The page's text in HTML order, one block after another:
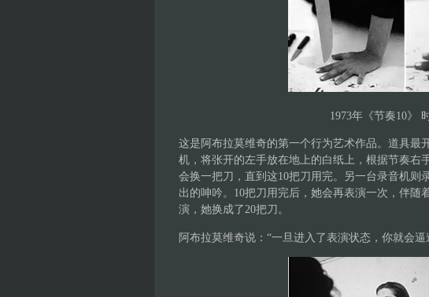
1973年《节奏10》
这是阿布拉莫维奇的第一个行为艺术作品。道具最
机，将张开的左手放在地上的白纸上，根据节奏右
会换一把刀，直到这10把刀用完。另一台录音机则
出的呻吟。10把刀用完后，她会再表演一次，伴随
演，她换成了20把刀。
阿布拉莫维奇说：“一旦进入了表演状态，你就会